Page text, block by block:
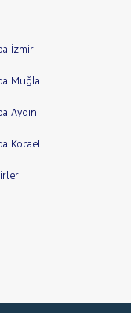
İzmir
Muğla
Aydın
Kocaeli